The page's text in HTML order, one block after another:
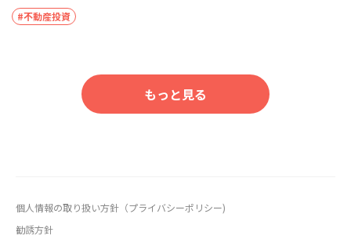
#不動産投資
もっと見る
個人情報の取り扱い方針（プライバシーポリシー)
勧誘方針